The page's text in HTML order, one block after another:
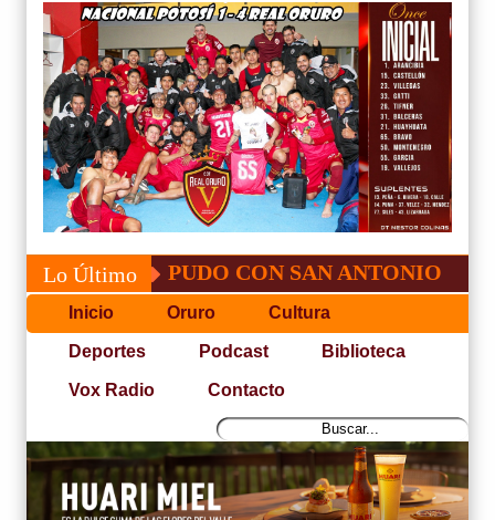
Lo Último
NO PUDO CON SAN ANTONIO
Inicio Oruro Cultura
Deportes Podcast Biblioteca
Vox Radio Contacto